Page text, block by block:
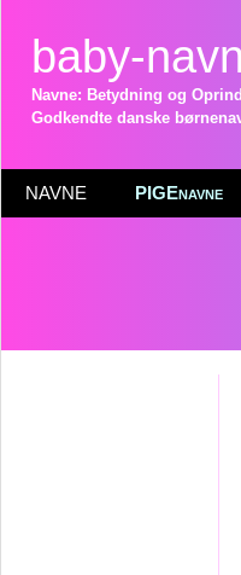
baby-
Navne: Betydning og
Godkendte danske
NAVNE PIGEnavne